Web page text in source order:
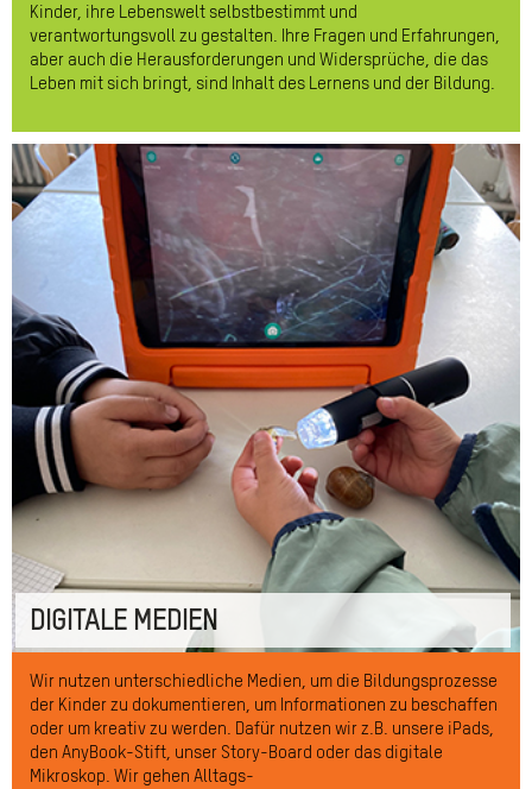
Kinder, ihre Lebenswelt selbstbestimmt und
verantwortungsvoll zu gestalten. Ihre Fragen und Erfahrungen,
aber auch die Herausforderungen und Widersprüche, die das
Leben mit sich bringt, sind Inhalt des Lernens und der Bildung.
DIGITALE MEDIEN
Wir nutzen unterschiedliche Medien, um die Bildungsprozesse
der Kinder zu dokumentieren, um Informationen zu beschaffen
oder um kreativ zu werden. Dafür nutzen wir z.B. unsere iPads,
den AnyBook-Stift, unser Story-Board oder das digitale
Mikroskop. Wir gehen Alltags-